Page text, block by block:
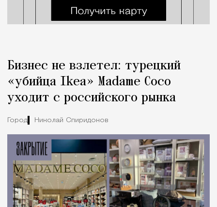
Бизнес не взлетел: турецкий
«убийца Ikea» Madame Coco
уходит с российского рынка
Город Николай Спиридонов